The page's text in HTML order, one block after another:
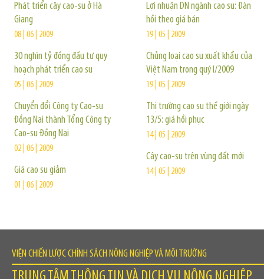
Phát triển cây cao-su ở Hà
Giang
08 | 06 | 2009
30 nghìn tỷ đồng đầu tư quy
hoạch phát triển cao su
05 | 06 | 2009
Chuyển đổi Công ty Cao-su
Ðồng Nai thành Tổng Công ty
Cao-su Ðồng Nai
02 | 06 | 2009
Giá cao su giảm
01 | 06 | 2009
Lợi nhuận DN ngành cao su: Đàn
hồi theo giá bán
19 | 05 | 2009
Chủng loại cao su xuất khẩu của
Việt Nam trong quý I/2009
19 | 05 | 2009
Thị trường cao su thế giới ngày
13/5: giá hồi phục
14 | 05 | 2009
Cây cao-su trên vùng đất mới
14 | 05 | 2009
VIỆN CHIẾN LƯỢC CHÍNH SÁCH NÔNG NGHIỆP VÀ MÔI TRƯỜNG